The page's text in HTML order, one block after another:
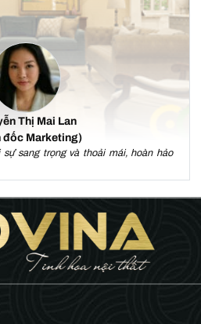
Thị Mai Lan
đốc Marketing)
sang trọng và thoải mái, hoàn hảo